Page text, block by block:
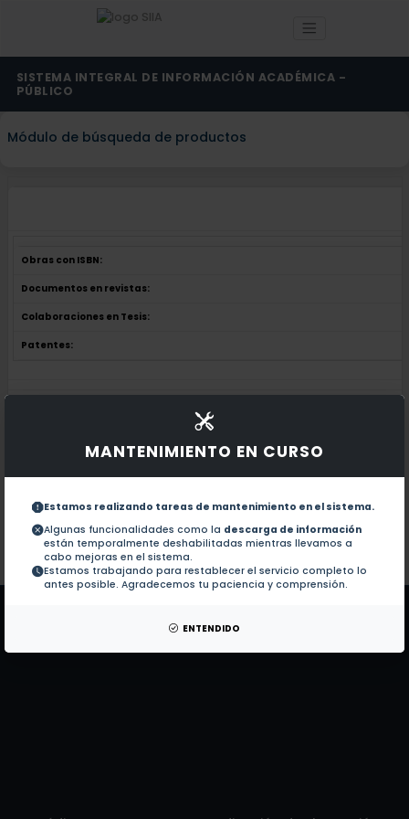
MANTENIMIENTO EN CURSO
Estamos realizando tareas de mantenimiento en el sistema.
Algunas funcionalidades como la descarga de información
están temporalmente deshabilitadas mientras llevamos a
cabo mejoras en el sistema.
Estamos trabajando para restablecer el servicio completo lo
antes posible. Agradecemos tu paciencia y comprensión.
ENTENDIDO
SISTEMA INTEGRAL DE INFORMACIÓN ACADÉMICA -
PÚBLICO
Módulo de búsqueda de productos
Obras con ISBN:
Documentos en revistas:
Colaboraciones en Tesis:
Patentes:
Colaboraciones en Tesis:
No hay tesis de este autor.
Patentes:
No hay patentes de este autor.